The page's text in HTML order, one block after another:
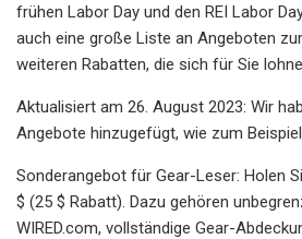
frühen Labor Day und den REI Labor
auch eine große Liste an Angeboten
weiteren Rabatten, die sich für Sie
Aktualisiert am 26. August 2023: Wir
Angebote hinzugefügt, wie zum
Sonderangebot für Gear-Leser: Holen
$ (25 $ Rabatt). Dazu gehören
WIRED.com, vollständige Gear-